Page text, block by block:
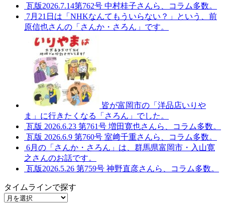
瓦版2026.7.14第762号 中村桂子さんら、コラム多数。
7月21日は「NHKなんてもういらない？」という、前
原信也さんの「さんか・さろん」です。
皆が富岡市の「洋品店いりや
ま」に行きたくなる「さろん」でした。
瓦版 2026.6.23 第761号 増田寛也さんら、コラム多数。
瓦版 2026.6.9 第760号 室﨑千重さんら、コラム多数。
6月の「さんか・さろん」は、群馬県富岡市・入山寛
之さんのお話です。
瓦版2026.5.26 第759号 神野直彦さんら、コラム多数。
タイムラインで探す
タ